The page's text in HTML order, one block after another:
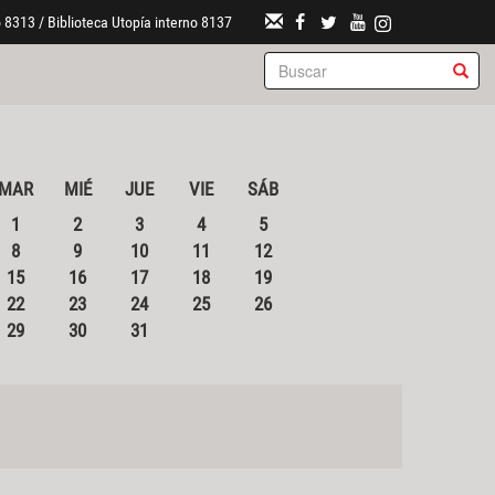
/ Biblioteca Utopía interno 8137
MIÉ JUE VIE
SÁB
1
2 3 4
5
8
9 10 11
12
15
16 17 18
19
22
23 24 25
26
29
30 31